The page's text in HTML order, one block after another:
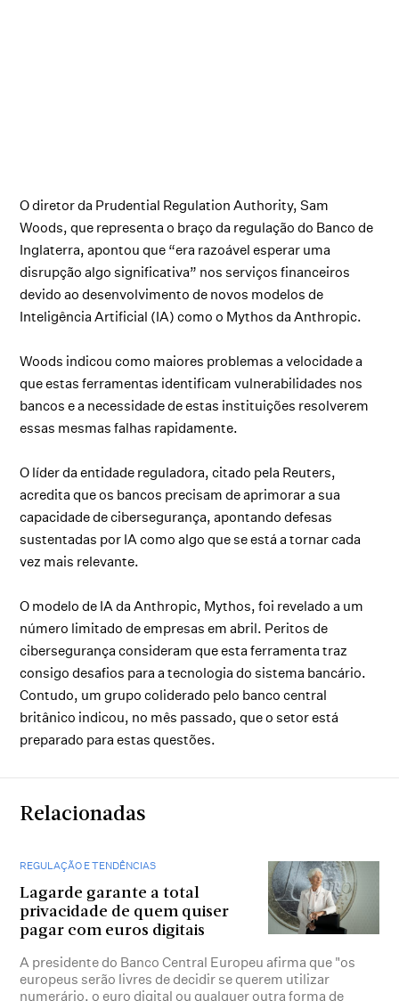
O diretor da Prudential Regulation Authority, Sam
Woods, que representa o braço da regulação do Banco de
Inglaterra, apontou que “era razoável esperar uma
disrupção algo significativa” nos serviços financeiros
devido ao desenvolvimento de novos modelos de
Inteligência Artificial (IA) como o Mythos da Anthropic.
Woods indicou como maiores problemas a velocidade a
que estas ferramentas identificam vulnerabilidades nos
bancos e a necessidade de estas instituições resolverem
essas mesmas falhas rapidamente.
O líder da entidade reguladora, citado pela Reuters,
acredita que os bancos precisam de aprimorar a sua
capacidade de cibersegurança, apontando defesas
sustentadas por IA como algo que se está a tornar cada
vez mais relevante.
O modelo de IA da Anthropic, Mythos, foi revelado a um
número limitado de empresas em abril. Peritos de
cibersegurança consideram que esta ferramenta traz
consigo desafios para a tecnologia do sistema bancário.
Contudo, um grupo coliderado pelo banco central
britânico indicou, no mês passado, que o setor está
preparado para estas questões.
Relacionadas
REGULAÇÃO E TENDÊNCIAS
Lagarde garante a total
privacidade de quem quiser
pagar com euros digitais
A presidente do Banco Central Europeu afirma que "os
europeus serão livres de decidir se querem utilizar
numerário, o euro digital ou qualquer outra forma de